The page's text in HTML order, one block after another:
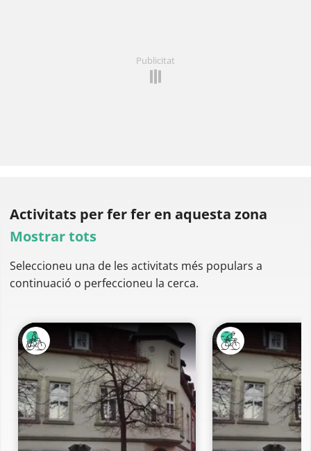
Publicitat
Activitats per ferfer en aquesta zona
Mostrar tots
Seleccioneu una de les activitats més populars a
continuació o perfeccioneu la cerca.